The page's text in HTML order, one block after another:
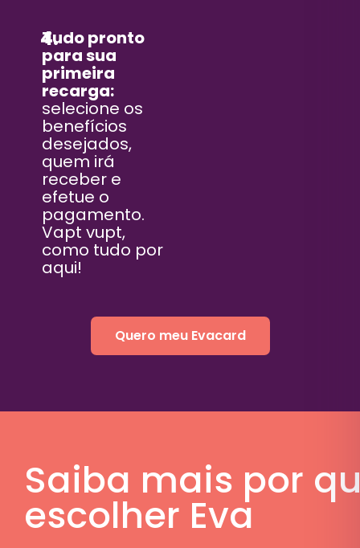
4.
Tudo pronto
para sua
primeira
recarga:
selecione os
benefícios
desejados,
quem irá
receber e
efetue o
pagamento.
Vapt vupt,
como tudo por
aqui!
Quero meu Evacard
Saiba mais por
escolher Eva